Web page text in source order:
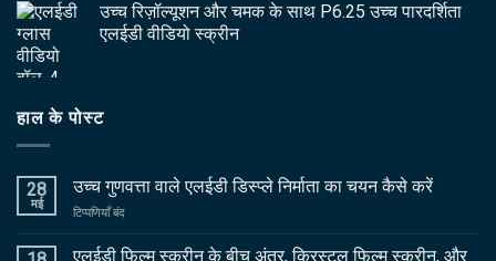
उच्च रिज़ॉल्यूशन और चमक के साथ P6.25 उच्च पारदर्शिता
एलईडी वीडियो स्क्रीन
हाल के पोस्ट
28
मई
उच्च गुणवत्ता वाले एलईडी डिस्प्ले निर्माता का चयन कैसे करें
टिप्पणियाँ बंदपर
गुणवत्ता
एलईडी फिल्म स्क्रीन के बीच अंतर, क्रिस्टल फिल्म स्क्रीन, और